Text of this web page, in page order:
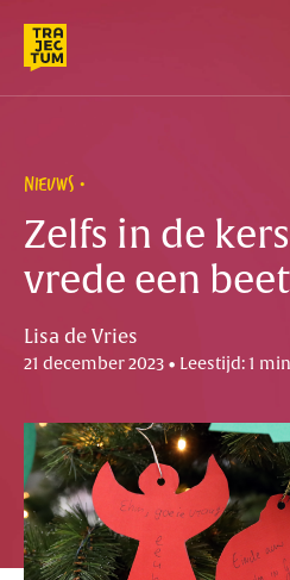
content
NIEUWS
Zelfs in de
vrede een
Lisa de Vries
21 december 2023 • Leestijd: 1 min